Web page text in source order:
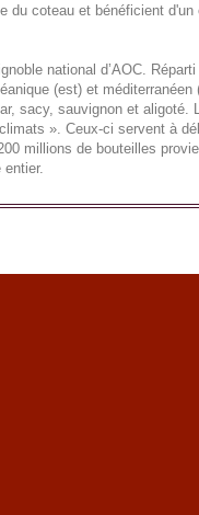
du coteau et bénéficient d'un
national d’AOC.
(est) et méditerranéen
sacy, sauvignon et aligoté.
». Ceux-ci servent à
millions de bouteilles